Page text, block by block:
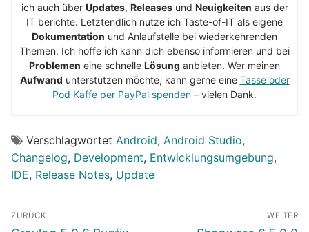
ich auch über Updates, Releasesund Neuigkeiten aus der
IT berichte. Letztendlich nutze ich Taste-of-IT als eigene
Dokumentation und Anlaufstelle bei wiederkehrenden
Themen. Ich hoffe ich kann dich ebenso informieren und bei
Problemen eine schnelle Lösung anbieten. Wer meinen
Aufwand unterstützen möchte, kann gerne eine Tasse oder
Pod Kaffe per PayPal spenden – vielen Dank.
Verschlagwortet Android, Android Studio,
Changelog, Development, Entwicklungsumgebung,
IDE, Release Notes, Update
Beitragsnavigation
ZURÜCK WEITER